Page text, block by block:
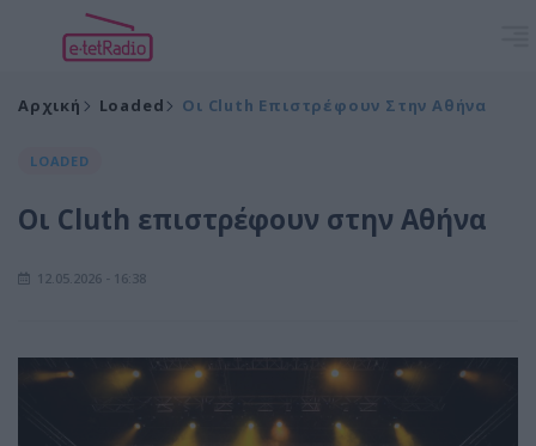
Αρχική Loaded Οι Cluth Επιστρέφουν Στην Αθήνα
LOADED
Οι Cluth επιστρέφουν στην Αθήνα
12.05.2026 - 16:38